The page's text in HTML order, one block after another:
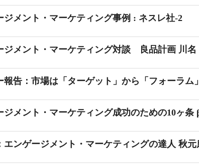
ジメント・マーケティング事例 : ネスレ社-2
ジメント・マーケティング対談 良品計画 川名
報告：市場は「ターゲット」から「フォーラム
ジメント・マーケティング成功のための10ヶ条
エンゲージメント・マーケティングの達人 秋元